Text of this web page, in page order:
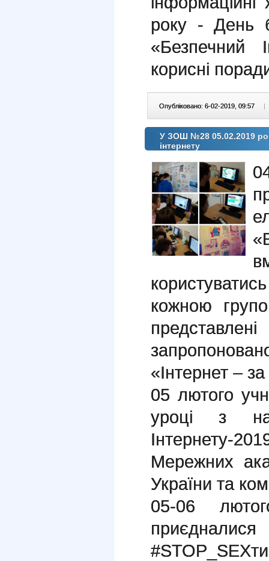
року - День
корисні
Опубліковано: 6-02-2019, 09:57 |
У ЗОШ №28 05.02.2019
інтернету
кожною
«Інтернет –
05 лютого
уроці з
Мережних
України та
05-06
приєдналися